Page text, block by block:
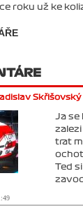
roku už ke
Skřišovský
Ja se
trat
Ted